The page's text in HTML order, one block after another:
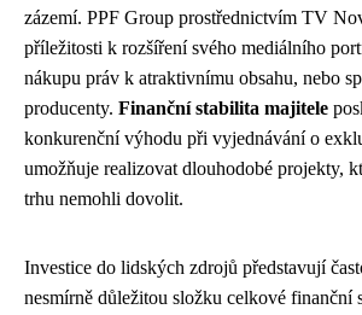
zázemí. PPF Group prostřednictvím TV
příležitosti k rozšíření svého mediálního
nákupu práv k atraktivnímu obsahu, nebo
producenty. Finanční stabilita majitele
konkurenční výhodu při vyjednávání o
umožňuje realizovat dlouhodobé projekty,
trhu nemohli dovolit.
Investice do lidských zdrojů představují
nesmírně důležitou složku celkové finanční